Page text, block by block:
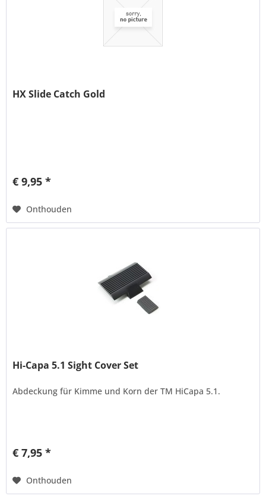
HX Slide Catch Gold
€ 9,95 *
Onthouden
Hi-Capa 5.1 Sight Cover Set
Abdeckung für Kimme und Korn der TM HiCapa 5.1.
€ 7,95 *
Onthouden